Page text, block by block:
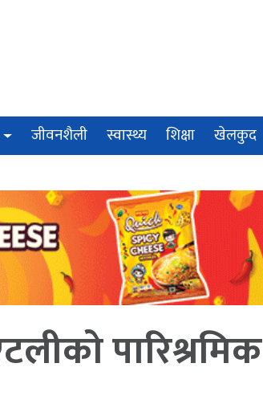
जीवनशैली स्वास्थ्य शिक्षा खेलकुद
पारिश्रमिक